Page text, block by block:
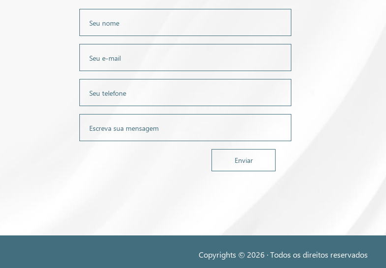
Copyrights © 2026 · Todos os direitos reservados